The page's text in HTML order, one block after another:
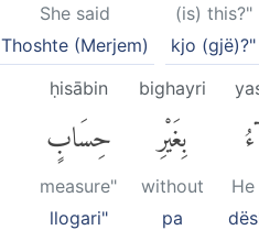
(is) this?"
kjo (gjë)?"
She said
Thoshte (Merjem)
bighayri
بِغَيْرِ
without
pa
ḥisābin
حِسَابٍ
measure"
llogari"